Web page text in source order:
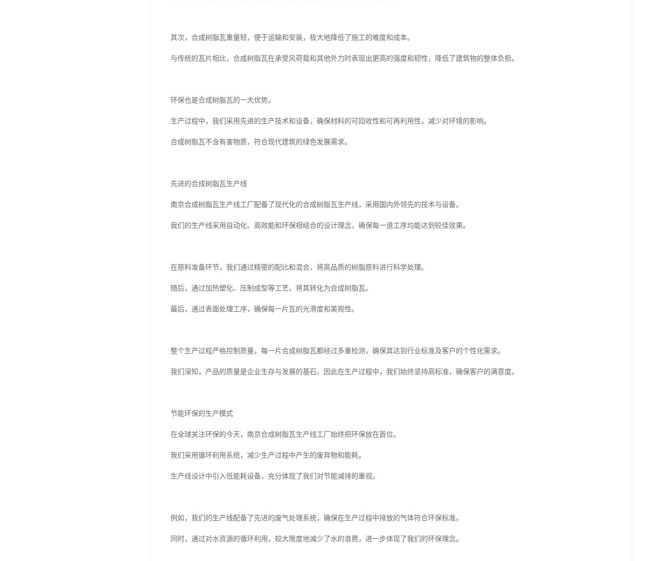
其次，合成树脂瓦重量轻，便于运输和安装，极大地降低了施工的难度和成本。
与传统的瓦片相比，合成树脂瓦在承受风荷载和其他外力时表现出更高的强度和韧性，降低了建筑物的整体负担。
环保也是合成树脂瓦的一大优势。
生产过程中，我们采用先进的生产技术和设备，确保材料的可回收性和可再利用性，减少对环境的影响。
合成树脂瓦不含有害物质，符合现代建筑的绿色发展需求。
先进的合成树脂瓦生产线
南京合成树脂瓦生产线工厂配备了现代化的合成树脂瓦生产线，采用国内外领先的技术与设备。
我们的生产线采用自动化、高效能和环保相结合的设计理念，确保每一道工序均能达到较佳效果。
在原料准备环节，我们通过精密的配比和混合，将高品质的树脂原料进行科学处理。
随后，通过加热塑化、压制成型等工艺，将其转化为合成树脂瓦。
最后，通过表面处理工序，确保每一片瓦的光滑度和美观性。
整个生产过程严格控制质量，每一片合成树脂瓦都经过多重检测，确保其达到行业标准及客户的个性化需求。
我们深知，产品的质量是企业生存与发展的基石，因此在生产过程中，我们始终坚持高标准，确保客户的满意度。
节能环保的生产模式
在全球关注环保的今天，南京合成树脂瓦生产线工厂始终把环保放在首位。
我们采用循环利用系统，减少生产过程中产生的废弃物和能耗。
生产线设计中引入低能耗设备，充分体现了我们对节能减排的重视。
例如，我们的生产线配备了先进的废气处理系统，确保在生产过程中排放的气体符合环保标准。
同时，通过对水资源的循环利用，较大限度地减少了水的浪费，进一步体现了我们的环保理念。